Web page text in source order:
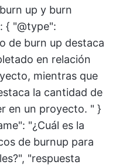
up y burn
{ "@type":
de burn up destaca
en relación
mientras que
la cantidad de
en un proyecto. " }
"¿Cuál es la
de burnup para
"respuesta